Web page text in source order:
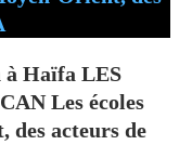
à Haïfa LES
Les écoles
des acteurs de